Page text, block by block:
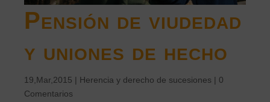
Pensión de viudedad
y uniones de hecho
19,Mar,2015 | Herencia y derecho de sucesiones | 0
Comentarios